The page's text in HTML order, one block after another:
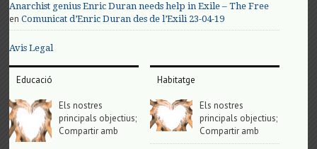
Anarchist genius Enric Duran needs help in Exile – The Free
enComunicat d’Enric Duran des de l’Exili 23-04-19
Avis Legal
Educació
Els nostres
principals objectius;
Compartir amb
Habitatge
Els nostres
principals objectius;
Compartir amb